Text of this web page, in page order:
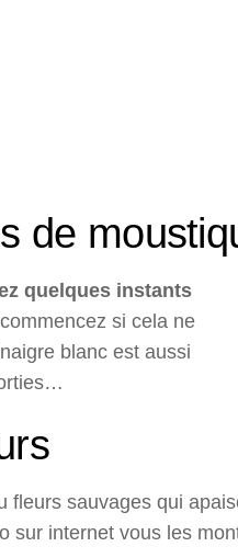
de
quelques instants
si cela ne
blanc est aussi
fleurs sauvages qui
sur internet vous les